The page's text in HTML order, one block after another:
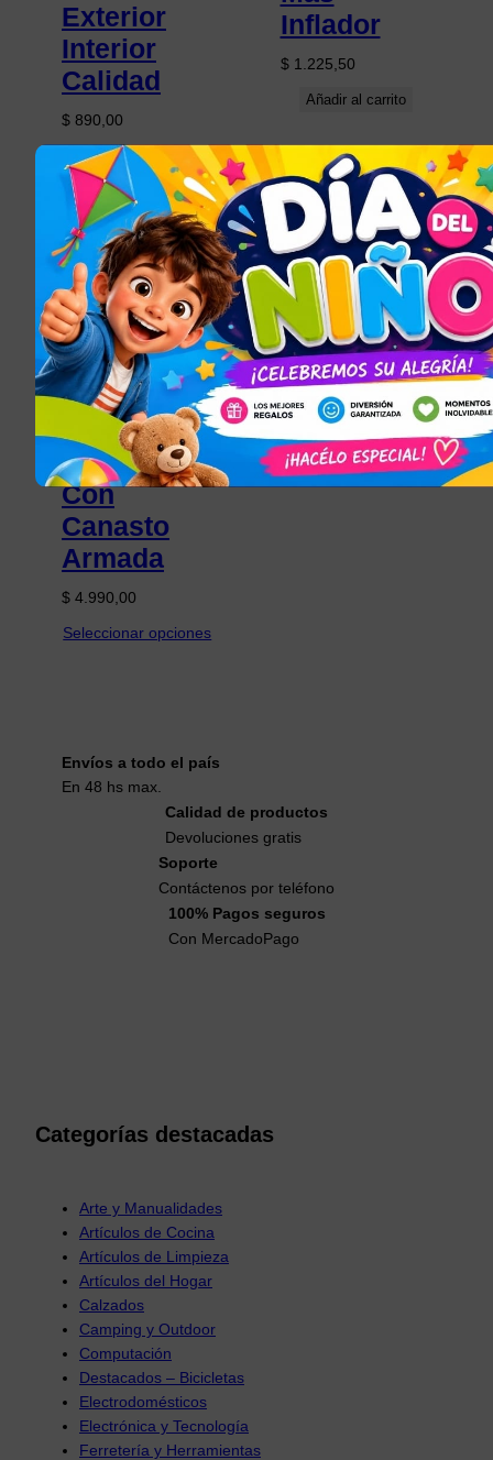
Exterior
Interior
Calidad
$ 890,00
Leer más
Inflador
$1.225,50
Añadir al carrito
JUGUETES PARA
NIÑOS Y NIÑAS ,
TODOS LOS
ARTÍCULOS
Bicicleta
Bici Niña
Rodado 20
Con
Canasto
Armada
$ 4.990,00
Seleccionar opciones
Envíos a todo el país
En 48 hs max.
Calidad de productos
Devoluciones gratis
Soporte
Contáctenos por teléfono
100% Pagos seguros
Con MercadoPago
Categorías destacadas
Arte y Manualidades
Artículos de Cocina
Artículos de Limpieza
Artículos del Hogar
Calzados
Camping y Outdoor
Computación
Destacados – Bicicletas
Electrodomésticos
Electrónica y Tecnología
Ferretería y Herramientas